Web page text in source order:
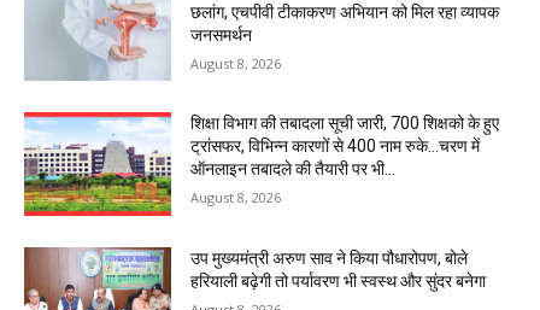
छलांग, एचपीवी टीकाकरण अभियान को मिल रहा व्यापक
जनसमर्थन
August 8, 2026
शिक्षा विभाग की तबादला सूची जारी, 700 शिक्षको के हुए
ट्रांसफर, विभिन्न कारणों से 400 नाम रुके…चरण में
ऑनलाइन तबादले की तैयारी पर भी...
August 8, 2026
उप मुख्यमंत्री अरुण साव ने किया पौधारोपण, बोले
हरियाली बढ़ेगी तो पर्यावरण भी स्वस्थ और सुंदर बनेगा